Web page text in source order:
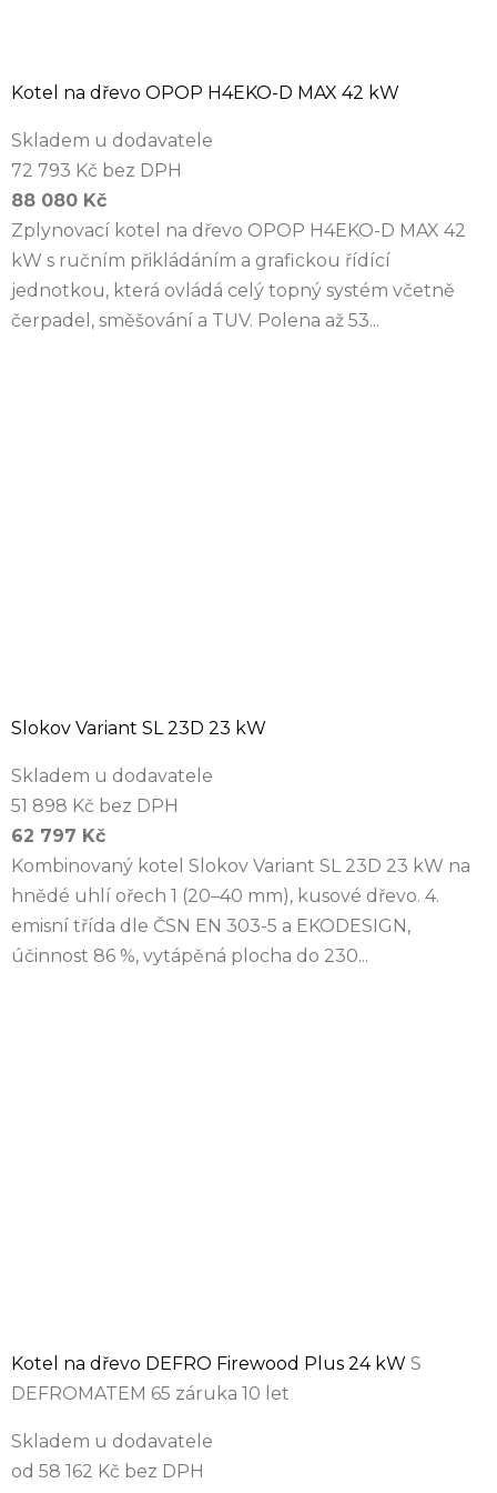
Kotel na dřevo OPOP H4EKO-D MAX 42 kW
Skladem u dodavatele
72 793 Kč bez DPH
88 080 Kč
Zplynovací kotel na dřevo OPOP H4EKO-D MAX 42
kW s ručním přikládáním a grafickou řídící
jednotkou, která ovládá celý topný systém včetně
čerpadel, směšování a TUV. Polena až 53...
Slokov Variant SL 23D 23 kW
Skladem u dodavatele
51 898 Kč bez DPH
62 797 Kč
Kombinovaný kotel Slokov Variant SL 23D 23 kW na
hnědé uhlí ořech 1 (20–40 mm), kusové dřevo. 4.
emisní třída dle ČSN EN 303-5 a EKODESIGN,
účinnost 86 %, vytápěná plocha do 230...
Kotel na dřevo DEFRO Firewood Plus 24 kW S
DEFROMATEM 65 záruka 10 let
Skladem u dodavatele
od 58 162 Kč bez DPH